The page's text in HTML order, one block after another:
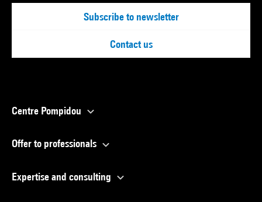
Subscribe to newsletter
Contact us
Centre Pompidou
Offer to professionals
Expertise and consulting